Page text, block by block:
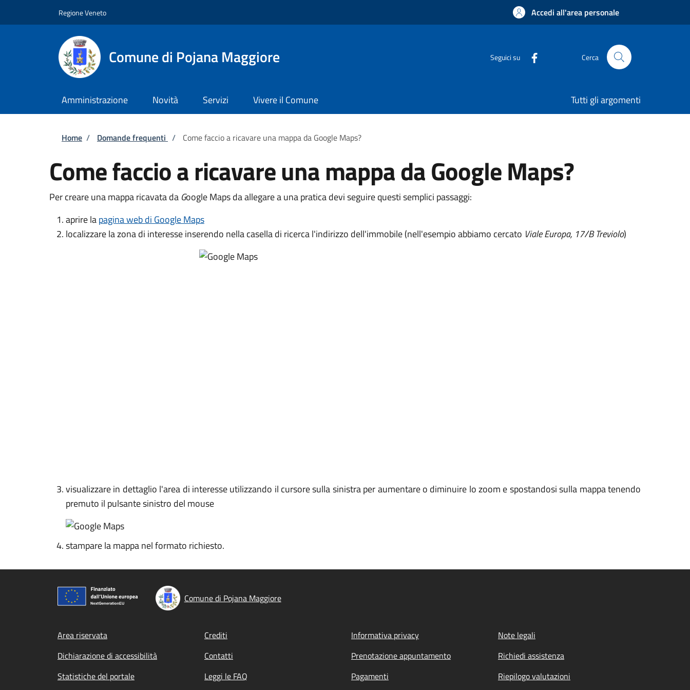
Regione Veneto Accedi all'area personale
Comune di Pojana Maggiore Seguici su Cerca
Amministrazione Novità Servizi Vivere il Comune Tutti gli argomenti
Briciole di pane
Home / Domande frequenti / Come faccio a ricavare una mappa da Google Maps?
Come faccio a ricavare una mappa da Google Maps?
Per creare una mappa ricavata da Google Maps da allegare a una pratica devi seguire questi semplici passaggi:
aprire lapagina web di Google Maps
localizzare la zona di interesse inserendo nella casella di ricerca l'indirizzo dell'immobile (nell'esempio abbiamo cercato Viale Europa, 17/B Treviolo)
visualizzare in dettaglio l'area di interesse utilizzando il cursore sulla sinistra per aumentare o diminuire lo zoom e spostandosi sulla mappa tenendo
premuto il pulsante sinistro del mouse
stampare la mappa nel formato richiesto.
Comune di Pojana Maggiore
Footer menu
Area riservata Crediti Informativa privacy
Note legali
Dichiarazione di accessibilità
Contatti Prenotazione appuntamento
Richiedi assistenza
Statistiche del portale
Leggi le FAQ Pagamenti Riepilogo valutazioni